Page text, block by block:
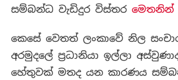
සම්බන්ධ වැඩිදුර විස්තර මෙතනින්
කෙසේ වෙතත් ලංකාවේ නිල
අරමුදලේ ප්‍රධානියා ඉල්ලා
හේතුවක් මතද යන කාරණය